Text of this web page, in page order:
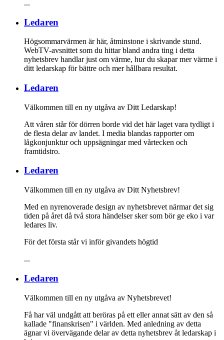
...
Ledaren
Högsommarvärmen är här, åtminstone i skrivande stund.
WebTV-avsnittet som du hittar bland andra ting i detta
nyhetsbrev handlar just om värme, hur du skapar mer värme i
ditt ledarskap för bättre och mer hållbara resultat.
Ledaren
Välkommen till en ny utgåva av Ditt Ledarskap!
Att våren står för dörren borde vid det här laget vara tydligt i
de flesta delar av landet. I media blandas rapporter om
lågkonjunktur och uppsägningar med vårtecken och
framtidstro.
Ledaren
Välkommen till en ny utgåva av Ditt Nyhetsbrev!
Med en nyrenoverade design av nyhetsbrevet närmar det sig
tiden på året då två stora händelser sker som bör ge eko i var
ledares liv.
För det första står vi inför givandets högtid
...
Ledaren
Välkommen till en ny utgåva av Nyhetsbrevet!
Få har väl undgått att beröras på ett eller annat sätt av den så
kallade "finanskrisen" i världen. Med anledning av detta
ägnar vi övervägande delar av detta nyhetsbrev åt ledarskap i